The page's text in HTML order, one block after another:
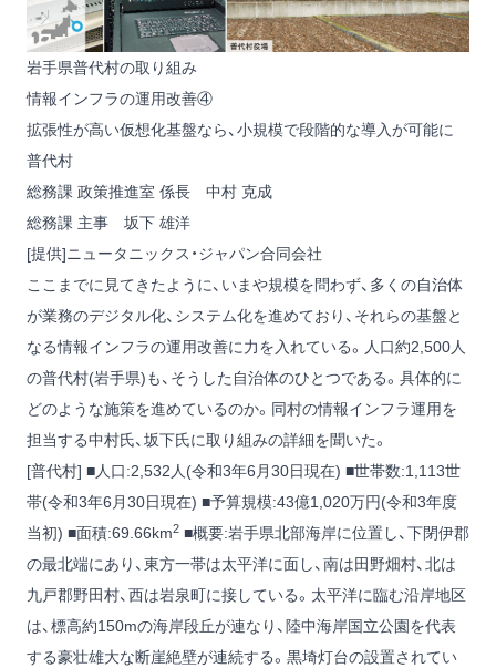
岩手県普代村の取り組み
情報インフラの運用改善④
拡張性が高い仮想化基盤なら、小規模で段階的な導入が可能に
普代村
総務課 政策推進室 係長 中村 克成
総務課 主事 坂下 雄洋
[提供]ニュータニックス・ジャパン合同会社
ここまでに見てきたように、いまや規模を問わず、多くの自治体
が業務のデジタル化、システム化を進めており、それらの基盤と
なる情報インフラの運用改善に力を入れている。人口約2,500人
の普代村(岩手県)も、そうした自治体のひとつである。具体的に
どのような施策を進めているのか。同村の情報インフラ運用を
担当する中村氏、坂下氏に取り組みの詳細を聞いた。
[普代村] ■人口:2,532人(令和3年6月30日現在) ■世帯数:1,113世
帯(令和3年6月30日現在) ■予算規模:43億1,020万円(令和3年度
当初) ■面積:69.66km2 ■概要:岩手県北部海岸に位置し、下閉伊郡
の最北端にあり、東方一帯は太平洋に面し、南は田野畑村、北は
九戸郡野田村、西は岩泉町に接している。太平洋に臨む沿岸地区
は、標高約150mの海岸段丘が連なり、陸中海岸国立公園を代表
する豪壮雄大な断崖絶壁が連続する。黒埼灯台の設置されてい